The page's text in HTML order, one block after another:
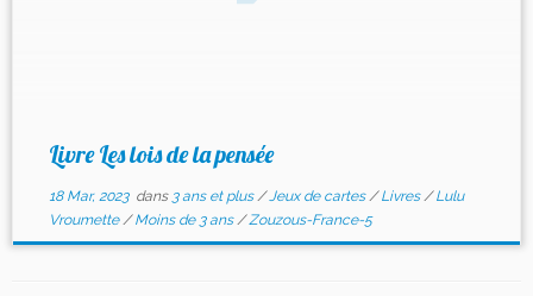
Livre Les lois de la pensée
18 Mar, 2023dans 3 ans et plus/Jeux de cartes/Livres/Lulu
Vroumette/Moins de 3 ans/Zouzous-France-5